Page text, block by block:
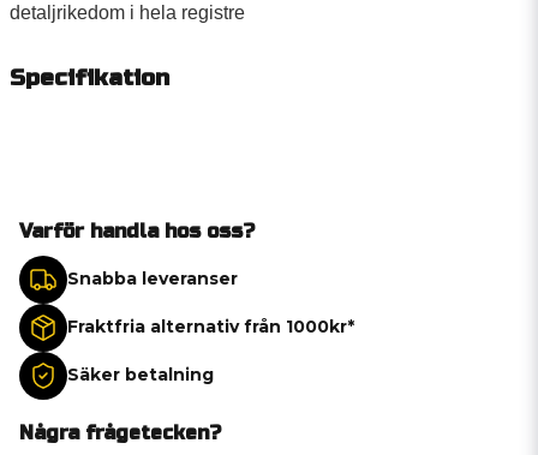
detaljrikedom i hela registre
Specifikation
Varför handla hos oss?
Snabba leveranser
Fraktfria alternativ från 1000kr*
Säker betalning
Några frågetecken?